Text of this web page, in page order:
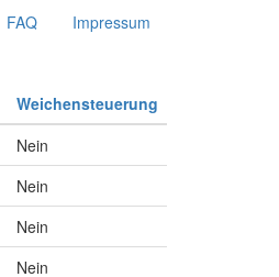
FAQ Impressum
Weichensteuerung
Nein
Nein
Nein
Nein